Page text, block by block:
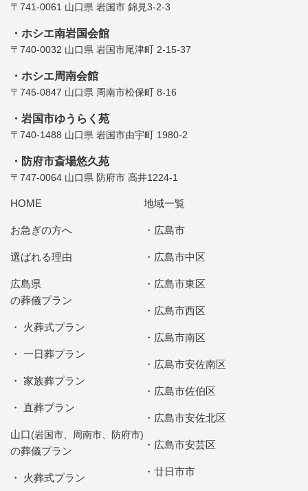
〒741-0061 山口県 岩国市 錦見3-2-3
ホシエ南岩国会館
〒740-0032 山口県 岩国市尾津町 2-15-37
ホシエ周南会館
〒745-0847 山口県 周南市松保町 8-16
岩国市ゆうらく苑
〒740-1488 山口県 岩国市由宇町 1980-2
防府市斎場悠久苑
〒747-0064 山口県 防府市 高井1224-1
HOME
お急ぎの方へ
選ばれる理由
広島県
の葬儀プラン
火葬式プラン
一日葬プラン
家族葬プラン
直葬プラン
山口 (岩国市、周南市、防府市)
の葬儀プラン
火葬式プラン
地域一覧
広島市
広島市中区
広島市東区
広島市西区
広島市南区
広島市安佐南区
広島市佐伯区
広島市安佐北区
広島市安芸区
廿日市市